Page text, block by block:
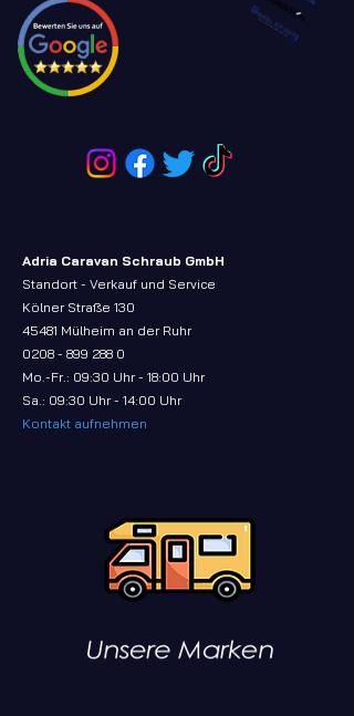
Adria Caravan Schraub GmbH
Standort - Verkauf und Service
Kölner Straße 130
45481 Mülheim an der Ruhr
0208 - 899 288 0
Mo.-Fr.: 09:30 Uhr - 18:00 Uhr
Sa.: 09:30 Uhr - 14:00 Uhr
Kontakt aufnehmen